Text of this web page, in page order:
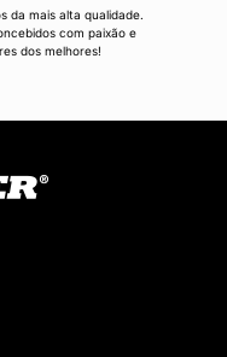
da mais alta qualidade.
com paixão e
dos melhores!